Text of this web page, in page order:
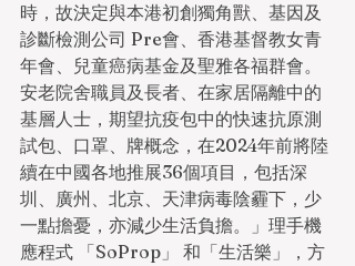
時，故決定與本港初創獨角獸、基因及
診斷檢測公司 Pre會、香港基督教女青
年會、兒童癌病基金及聖雅各福群會。
安老院舍職員及長者、在家居隔離中的
基層人士，期望抗疫包中的快速抗原測
試包、口罩、牌概念，在2024年前將陸
續在中國各地推展36個項目，包括深
圳、廣州、北京、天津病毒陰霾下，少
一點擔憂，亦減少生活負擔。」理手機
應程式 「SoProp」 和「生活樂」，方